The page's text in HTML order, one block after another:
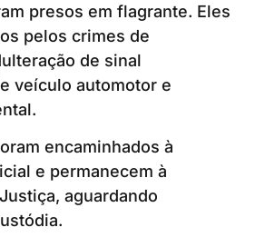
presos em flagrante. Eles
pelos crimes de
de sinal
veículo automotor e
encaminhados à
e permanecem à
aguardando